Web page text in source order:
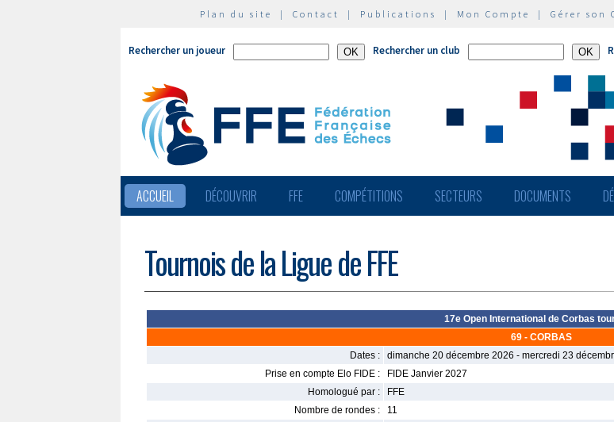
Plan du site | Contact | Publications | Mon Compte | Gérer son
Rechercher un joueur Rechercher un club
ACCUEIL DÉCOUVRIR FFE COMPÉTITIONS SECTEURS DOCUMENTS
Tournois de la Ligue de FFE
17e Open International de Corbas
69 - CORBAS
Dates :
dimanche 20 décembre 2026 - mercredi 23
Prise en compte Elo FIDE :
FIDE Janvier 2027
Homologué par :
FFE
Nombre de rondes :
11